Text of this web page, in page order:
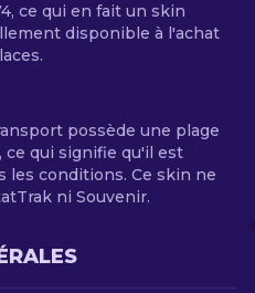
ce qui en fait un skin
disponible à l'achat
possède une plage
ce qui signifie qu'il est
les conditions. Ce skin ne
ni Souvenir.